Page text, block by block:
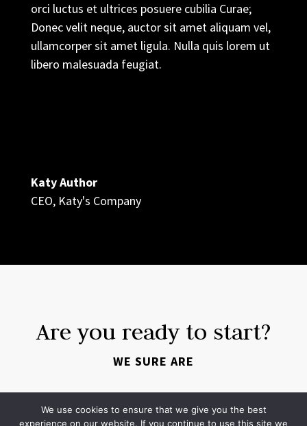
orci luctus et ultrices posuere cubilia Curae;
Donec velit neque, auctor sit amet aliquam vel,
ullamcorper sit amet ligula. Nulla quis lorem ut
libero malesuada feugiat.
Katy Author
CEO, Katy's Company
Are you ready to start?
WE SURE ARE
YES, I'M READY
We use cookies to ensure that we give you the best
experience on our website. If you continue to use this site we